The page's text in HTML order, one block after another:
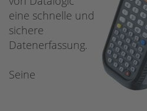
eine schnelle und
sichere
Datenerfassung.
Seine